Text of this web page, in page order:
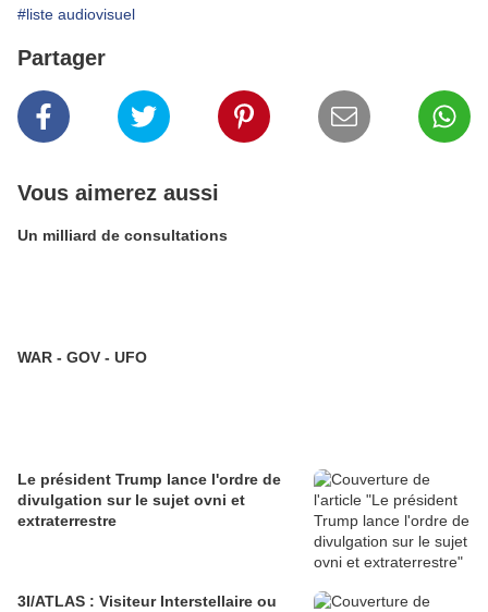
#liste audiovisuel
Partager
Vous aimerez aussi
Un milliard de consultations
WAR - GOV - UFO
Le président Trump lance l'ordre de
divulgation sur le sujet ovni et
extraterrestre
3I/ATLAS : Visiteur Interstellaire ou